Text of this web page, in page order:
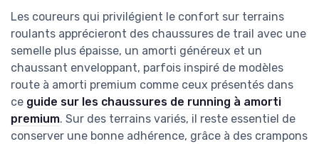
Les coureurs qui privilégient le confort sur terrains
roulants apprécieront des chaussures de trail avec une
semelle plus épaisse, un amorti généreux et un
chaussant enveloppant, parfois inspiré de modèles
route à amorti premium comme ceux présentés dans
ce guide sur les chaussures de running à amorti
premium. Sur des terrains variés, il reste essentiel de
conserver une bonne adhérence, grâce à des crampons